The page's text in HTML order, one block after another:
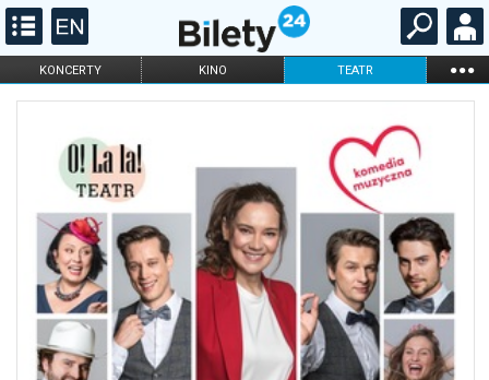
KONCERTY KINO TEATR ...
FILHARMONIA OPERA I BALET
DLA DZIECI
KARNETY